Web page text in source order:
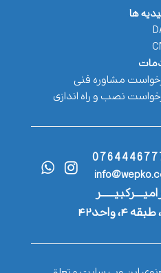
ها
مشاوره فنی
نصب و راه اندازی
واحد۴۲